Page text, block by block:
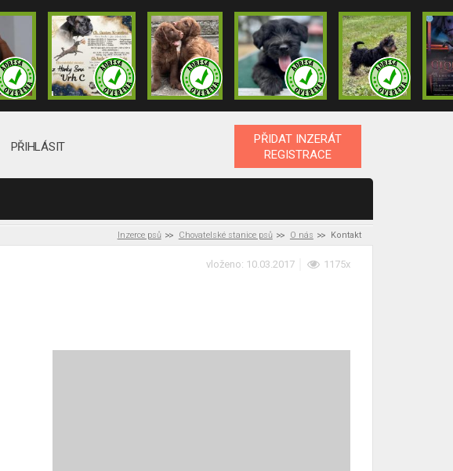
PŘIHLÁSIT
PŘIDAT INZERÁT
REGISTRACE
Inzerce psů Chovatelské stanice psů O nás Kontakt
vloženo: 10.03.2017 1175x